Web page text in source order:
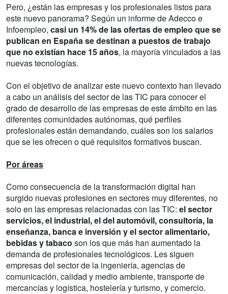
Pero, ¿están las empresas y los profesionales listos para
este nuevo panorama? Según un informe de Adecco e
Infoempleo, casi un 14% de las ofertas de empleo que se
publican en España se destinan a puestos de trabajo
que no existían hace 15 años, la mayoría vinculados a las
nuevas tecnologías.
Con el objetivo de analizar este nuevo contexto han llevado
a cabo un análisis del sector de las TIC para conocer el
grado de desarrollo de las empresas de este ámbito en las
diferentes comunidades autónomas, qué perfiles
profesionales están demandando, cuáles son los salarios
que se les ofrecen o qué requisitos formativos buscan.
Por áreas
Como consecuencia de la transformación digital han
surgido nuevas profesiones en sectores muy diferentes, no
solo en las empresas relacionadas con las TIC: el sector
servicios, el industrial, el del automóvil, consultoría, la
enseñanza, banca e inversión y el sector alimentario,
bebidas y tabaco son los que más han aumentado la
demanda de profesionales tecnológicos. Les siguen
empresas del sector de la ingeniería, agencias de
comunicación, calidad y medio ambiente, transporte de
mercancías y logística, hostelería y turismo, y comercio.